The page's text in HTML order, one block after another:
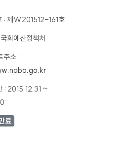
: 제W201512-161호
국회예산정책처
주소 :
: 2015.12.31 ~
료